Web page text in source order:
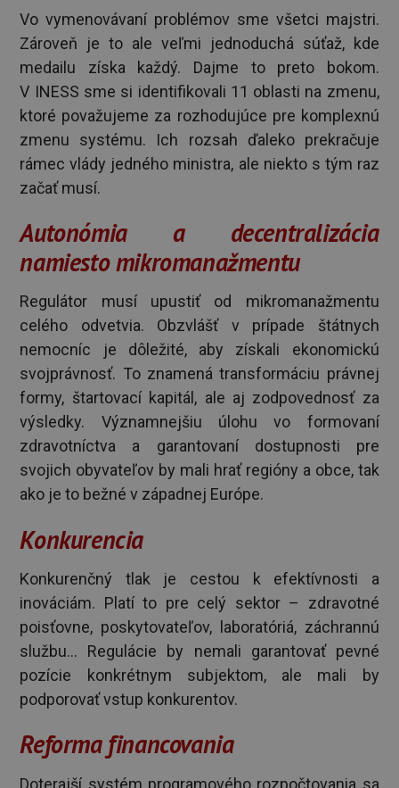
Vo vymenovávaní problémov sme všetci majstri.
Zároveň je to ale veľmi jednoduchá súťaž, kde
medailu získa každý. Dajme to preto bokom.
V INESS sme si identifikovali 11 oblasti na zmenu,
ktoré považujeme za rozhodujúce pre komplexnú
zmenu systému. Ich rozsah ďaleko prekračuje
rámec vlády jedného ministra, ale niekto s tým raz
začať musí.
Autonómia a decentralizácia
namiesto mikromanažmentu
Regulátor musí upustiť od mikromanažmentu
celého odvetvia. Obzvlášť v prípade štátnych
nemocníc je dôležité, aby získali ekonomickú
svojprávnosť. To znamená transformáciu právnej
formy, štartovací kapitál, ale aj zodpovednosť za
výsledky. Významnejšiu úlohu vo formovaní
zdravotníctva a garantovaní dostupnosti pre
svojich obyvateľov by mali hrať regióny a obce, tak
ako je to bežné v západnej Európe.
Konkurencia
Konkurenčný tlak je cestou k efektívnosti a
inováciám. Platí to pre celý sektor – zdravotné
poisťovne, poskytovateľov, laboratóriá, záchrannú
službu... Regulácie by nemali garantovať pevné
pozície konkrétnym subjektom, ale mali by
podporovať vstup konkurentov.
Reforma financovania
Doterajší systém programového rozpočtovania sa